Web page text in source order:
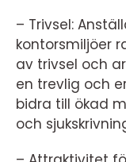
– Trivsel:
kontorsmiljöer
av trivsel och
en trevlig och
bidra till ökad
och